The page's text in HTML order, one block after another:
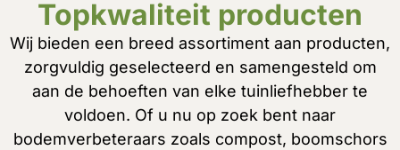
Topkwaliteit producten
Wij bieden een breed assortiment aan producten,
zorgvuldig geselecteerd en samengesteld om
aan de behoeften van elke tuinliefhebber te
voldoen. Of u nu op zoek bent naar
bodemverbeteraars zoals compost, boomschors